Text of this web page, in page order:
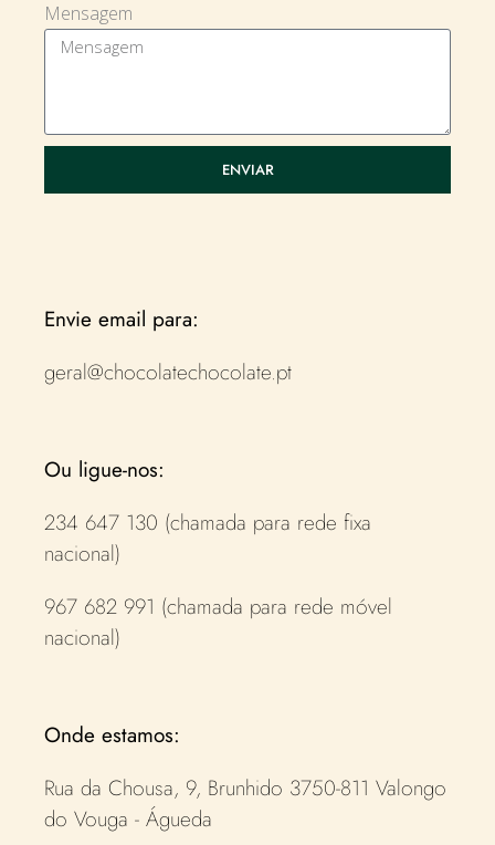
Mensagem
ENVIAR
Envie email para:
geral@chocolatechocolate.pt
Ou ligue-nos:
234 647 130 (chamada para rede fixa
nacional)
967 682 991 (chamada para rede móvel
nacional)
Onde estamos:
Rua da Chousa, 9, Brunhido 3750-811 Valongo
do Vouga - Águeda